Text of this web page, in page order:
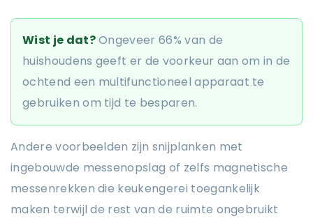
Wist je dat?Ongeveer 66% van de
huishoudens geeft er de voorkeur aan om in de
ochtend een multifunctioneel apparaat te
gebruiken om tijd te besparen.
Andere voorbeelden zijn snijplanken met
ingebouwde messenopslag of zelfs magnetische
messenrekken die keukengerei toegankelijk
maken terwijl de rest van de ruimte ongebruikt